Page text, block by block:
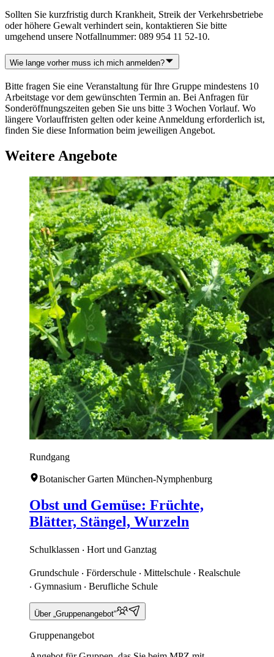
Sollten Sie kurzfristig durch Krankheit, Streik der Verkehrsbetriebe
oder höhere Gewalt verhindert sein, kontaktieren Sie bitte
umgehend unsere Notfallnummer: 089 954 11 52-10.
Wie lange vorher muss ich mich anmelden?
Bitte fragen Sie eine Veranstaltung für Ihre Gruppe mindestens 10
Arbeitstage vor dem gewünschten Termin an. Bei Anfragen für
Sonderöffnungszeiten geben Sie uns bitte 3 Wochen Vorlauf. Wo
längere Vorlauffristen gelten oder keine Anmeldung erforderlich ist,
finden Sie diese Information beim jeweiligen Angebot.
Weitere Angebote
Rundgang
Botanischer Garten München-Nymphenburg
Obst und Gemüse: Früchte,
Blätter, Stängel, Wurzeln
Schulklassen ‧ Hort und Ganztag
Grundschule ‧ Förderschule ‧ Mittelschule ‧ Realschule
‧ Gymnasium ‧ Berufliche Schule
Über „Gruppenangebot“
Gruppenangebot